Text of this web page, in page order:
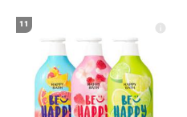
11